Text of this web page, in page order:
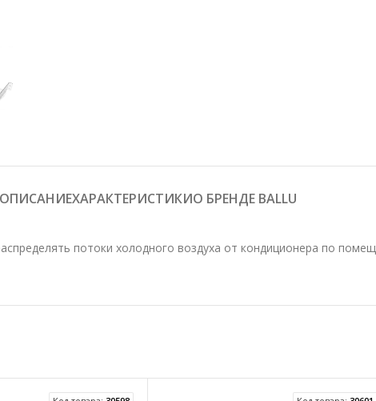
ОПИСАНИЕХАРАКТЕРИСТИКИО БРЕНДЕ BALLU
потоки холодного воздуха от кондиционера по